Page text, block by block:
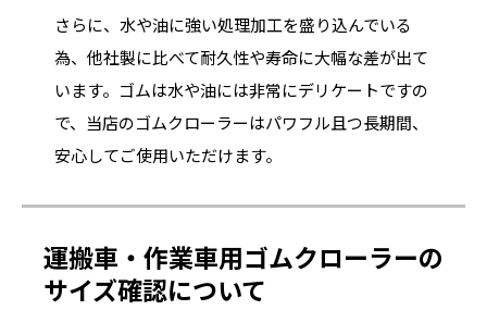
さらに、水や油に強い処理加工を盛り込んでいる
為、他社製に比べて耐久性や寿命に大幅な差が出て
います。ゴムは水や油には非常にデリケートですの
で、当店のゴムクローラーはパワフル且つ長期間、
安心してご使用いただけます。
運搬車・作業車用ゴムクローラーの
サイズ確認について